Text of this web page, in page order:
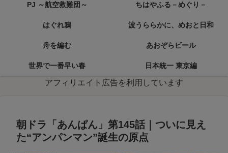
PJ ～航空救難団～ ちはやふる－めぐり－
はぐれ鴉 波うららかに、めおと日和
舟を編む あおぞらビール
世界で一番早い春 日本統一 東京編
アフィリエイト広告を利用しています
朝ドラ「あんぱん」第145話｜ついに見え
た“アンパンマン”誕生の原点